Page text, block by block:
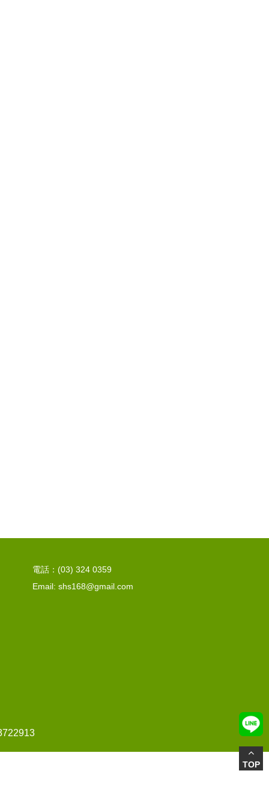
電話：(03) 324 0359
Email: shs168@gmail.com
TOP